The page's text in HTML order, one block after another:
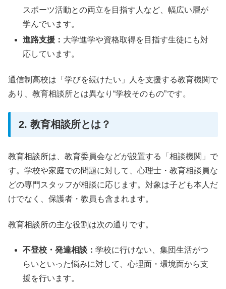
スポーツ活動との両立を目指す人など、幅広い層が
学んでいます。
進路支援： 大学進学や資格取得を目指す生徒にも対
応しています。
通信制高校は「学びを続けたい」人を支援する教育機関で
あり、教育相談所とは異なり“学校そのもの”です。
2. 教育相談所とは？
教育相談所は、教育委員会などが設置する「相談機関」で
す。学校や家庭での問題に対して、心理士・教育相談員な
どの専門スタッフが相談に応じます。対象は子ども本人だ
けでなく、保護者・教員も含まれます。
教育相談所の主な役割は次の通りです。
不登校・発達相談：学校に行けない、集団生活がつ
らいといった悩みに対して、心理面・環境面から支
援を行います。